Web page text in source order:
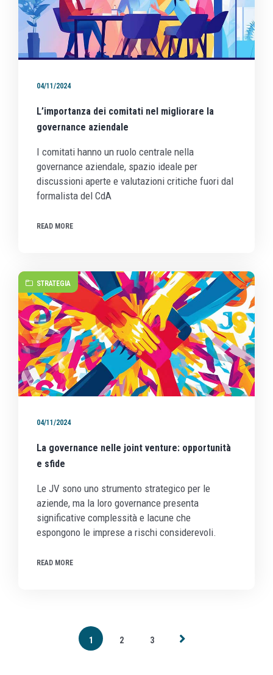
04/11/2024
L’importanza dei comitati nel migliorare la
governance aziendale
I comitati hanno un ruolo centrale nella
governance aziendale, spazio ideale per
discussioni aperte e valutazioni critiche fuori dal
formalista del CdA
READ MORE
STRATEGIA
04/11/2024
La governance nelle joint venture: opportunità
e sfide
Le JV sono uno strumento strategico per le
aziende, ma la loro governance presenta
significative complessità e lacune che
espongono le imprese a rischi considerevoli.
READ MORE
1 2 3